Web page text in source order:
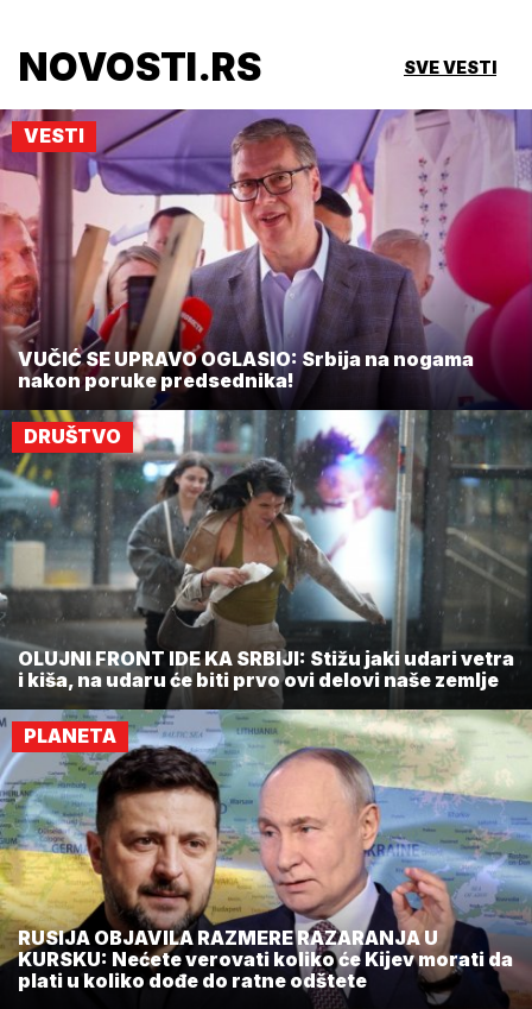
NOVOSTI.RS SVE VESTI
VESTI
VUČIĆ SE UPRAVO OGLASIO: Srbija na nogama
nakon poruke predsednika!
DRUŠTVO
OLUJNI FRONT IDE KA SRBIJI: Stižu jaki udari vetra
i kiša, na udaru će biti prvo ovi delovi naše zemlje
PLANETA
RUSIJA OBJAVILA RAZMERE RAZARANJA U
KURSKU: Nećete verovati koliko će Kijev morati da
plati u koliko dođe do ratne odštete